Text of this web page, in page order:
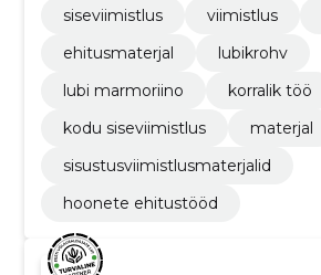
siseviimistlus
viimistlus
ehitusmaterjal
lubikrohv
lubi marmoriino
korralik töö
kodu siseviimistlus
materjal
sisustusviimistlusmaterjalid
hoonete ehitustööd